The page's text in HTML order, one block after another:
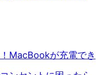
MacBookが充電でき